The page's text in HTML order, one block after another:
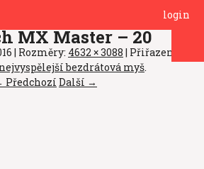
login
MX Master – 20
| Rozměry: 4632 × 3088 | Přiřazeno:
bezdrátová myš.
Předchozí Další →